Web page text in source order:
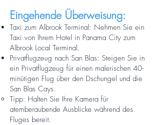
Eingehende Überweisung:
Taxi zum Albrook Terminal: Nehmen Sie ein
Taxi von Ihrem Hotel in Panama City zum
Albrook Local Terminal.
Privatflugzeug nach San Blas: Steigen Sie in
ein Privatflugzeug für einen malerischen 40-
minütigen Flug über den Dschungel und die
San Blas Cays.
Tipp: Halten Sie Ihre Kamera für
atemberaubende Ausblicke während des
Fluges bereit.